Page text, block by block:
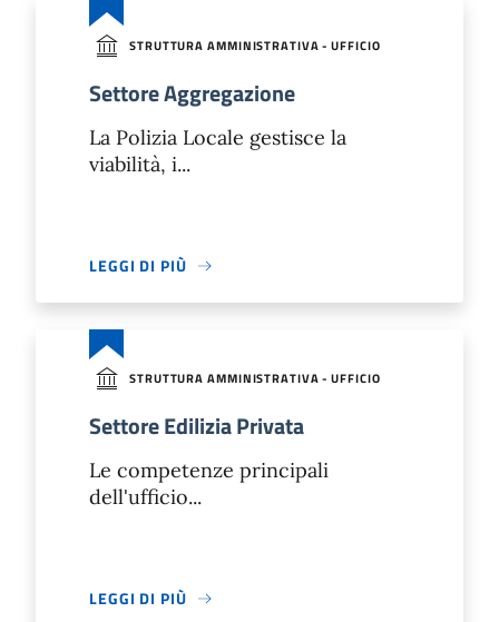
STRUTTURA AMMINISTRATIVA - UFFICIO
Settore Aggregazione
La Polizia Locale gestisce la
viabilità, i...
LEGGI DI PIÙ
STRUTTURA AMMINISTRATIVA - UFFICIO
Settore Edilizia Privata
Le competenze principali
dell'ufficio...
LEGGI DI PIÙ